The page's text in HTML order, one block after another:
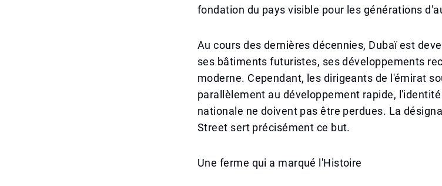
fondation du pays visible pour les générations
Au cours des dernières décennies, Dubaï est
ses bâtiments futuristes, ses développements
moderne. Cependant, les dirigeants de l'émirat
parallèlement au développement rapide,
nationale ne doivent pas être perdues. La
Street sert précisément ce but.
Une ferme qui a marqué l'Histoire